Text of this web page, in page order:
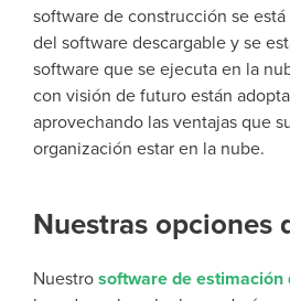
software de construcción se
del software descargable y se
software que se ejecuta en la
con visión de futuro están
aprovechando las ventajas que
organización estar en la nube.
Nuestras opciones
Nuestro software de estimación